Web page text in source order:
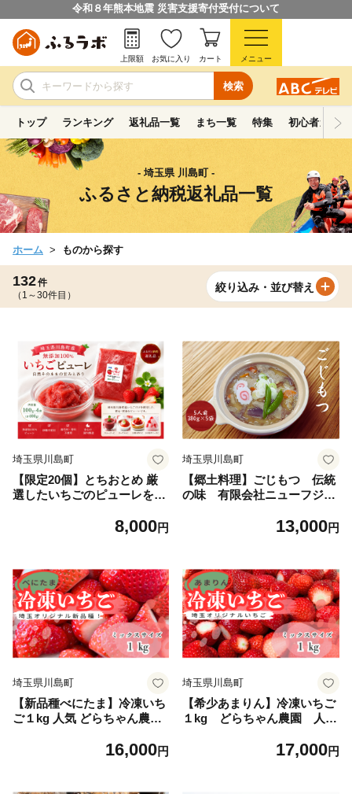
令和８年熊本地震 災害支援寄付受付について
検索
上限額 お気に入り カート メニュー
トップ ランキング 返礼品一覧 まち一覧 特集 初心者ガイド
- 埼玉県 川島町 -
ふるさと納税返礼品一覧
ホーム ものから探す
132件
（1～30件目）
絞り込み・並び替え
埼玉県川島町
【限定20個】とちおとめ 厳
選したいちごのピューレを冷
約300ｇ（容器含む）埼玉県
8,000円
埼玉県川島町
【郷土料理】ごじもつ 伝統
の味 有限会社ニューフジサ
13,000円
埼玉県川島町
【新品種べにたま】冷凍いち
ご１kg 人気 どらちゃん農園
ックスサイズ１㎏ 完熟いちご
16,000円
埼玉県川島町
【希少あまりん】冷凍いちご
１kg どらちゃん農園 人
産 ミックスサイズ１㎏ 完熟
17,000円